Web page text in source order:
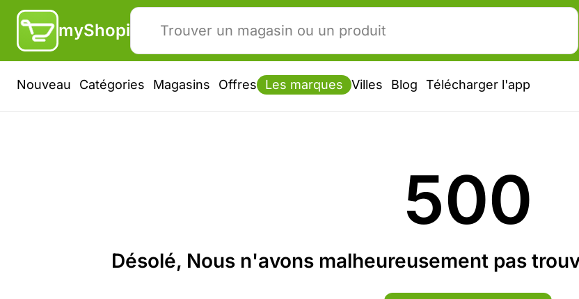
myShopi
Nouveau Catégories Magasins Offres Les marques Villes Blog Télécharger l'app
500
Désolé, Nous n'avons malheureusement pas